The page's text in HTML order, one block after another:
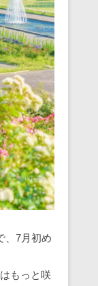
、7月初め
もっと咲